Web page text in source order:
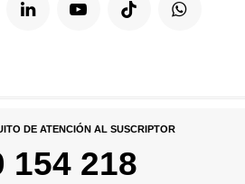
DE ATENCIÓN AL SUSCRIPTOR
154 218